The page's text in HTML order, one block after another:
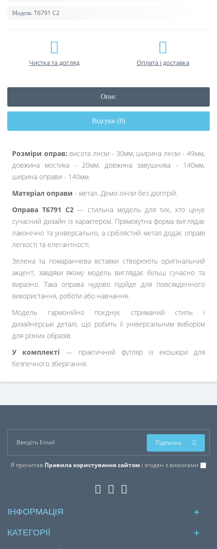
Модель: T6791 C2
Чистка та догляд Оплата і доставка
Опис
Відгуки (0)
Розміри оправ: висота лінзи - 30мм, ширина лінзи - 49мм,
довжина мостика - 20мм, довжина завушника - 140мм,
ширина оправи - 140мм.
Матеріал оправи - метал. Демо-лінзи без діоптрій.
Оправа T6791 C2— стильна модель для тих, хто цінує
сучасний дизайн із характером. Прямокутна форма виглядає
лаконічно та універсально, а сріблястий метал додає оправі
легкості та елегантності.
Зелена та помаранчева вставки створюють оригінальний
акцент, завдяки якому модель виглядає більш сучасно та
виразно. Така оправа чудово підійде для повсякденного
використання, роботи або навчання.
Модель гармонійно поєднує стриманий стиль і
дизайнерські деталі, що робить її універсальним вибором
для різних образів.
У комплекті — практичний футляр із екошкіри для
безпечного зберігання.
Я прочитав Правила користування сайтом і згоден з вимогами
Підписка
ІНФОРМАЦІЯ
КАТЕГОРІЇ